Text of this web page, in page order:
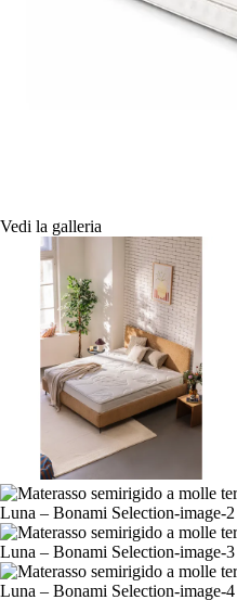
Vedi la galleria